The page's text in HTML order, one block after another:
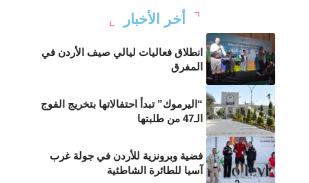
أخر الأخبار
انطلاق فعاليات ليالي صيف الأردن في
المفرق
“اليرموك” تبدأ احتفالاتها بتخريج الفوج
الـ47 من طلبتها
فضية وبرونزية للأردن في جولة غرب
آسيا للطائرة الشاطئية